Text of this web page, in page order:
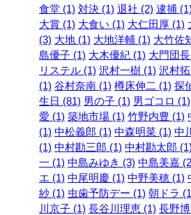
食堂 (1) 対決 (1) 退社 (2) 逮捕
大賞 (1) 大食い (1) 大仁田厚 (1)
(3) 大地 (1) 大地洋輔 (1) 大竹佐
島優子 (1) 大木優紀 (1) 大門団
リステル (1) 沢村一樹 (1) 沢村
(1) 谷村奈南 (1) 樽床伸二 (1) 探
生日 (81) 男の子 (1) 男ゴコロ (1)
愛 (1) 築地市場 (1) 竹野内豊 (1)
(1) 中松義郎 (1) 中森明菜 (1) 中
(1) 中村勘三郎 (1) 中村勘太郎
一 (1) 中島みゆき (3) 中島美嘉
エ (1) 中尾明慶 (1) 中野美穂 (1)
紗 (1) 虫歯予防デー (1) 朝ドラ
川京子 (1) 長谷川理恵 (1) 長野